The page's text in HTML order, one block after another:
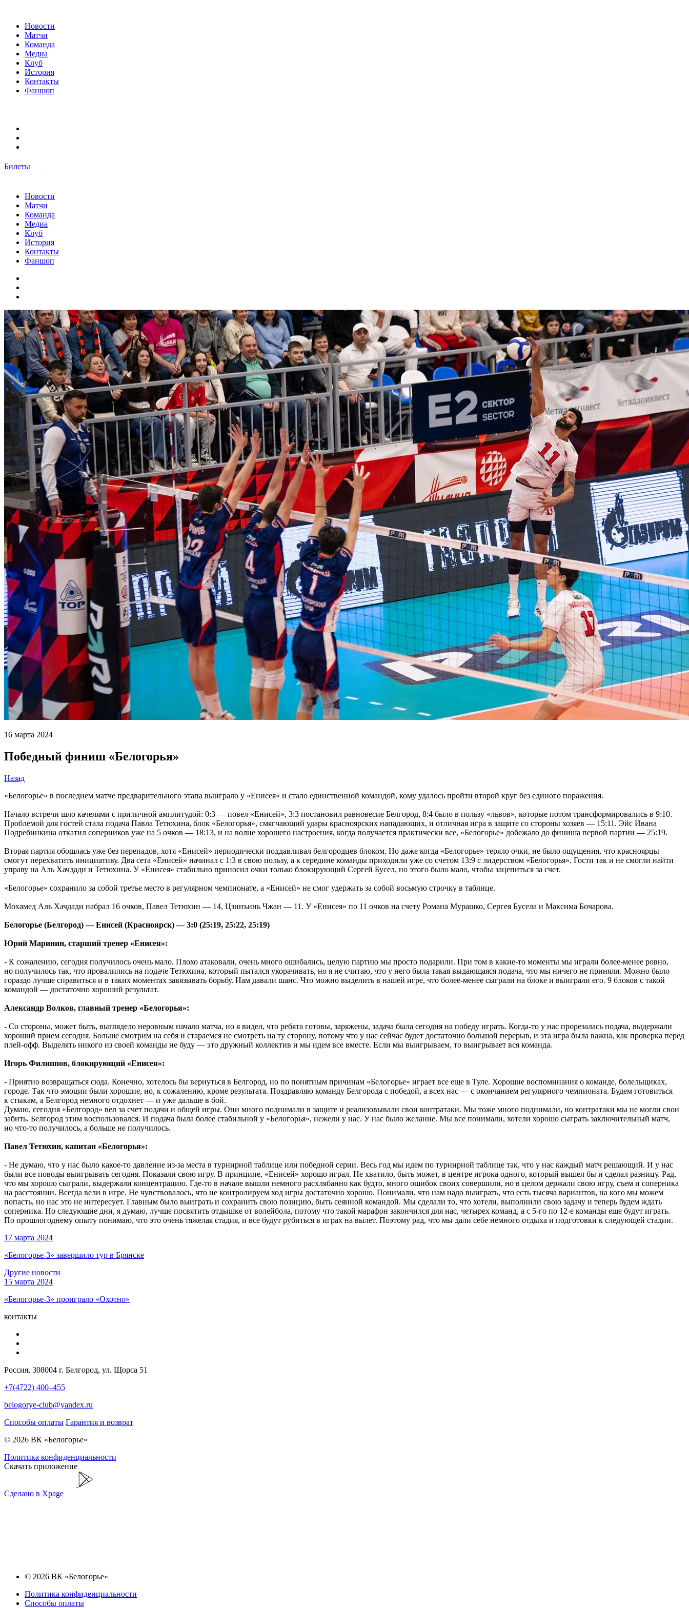
Новости
Матчи
Команда
Медиа
Клуб
История
Контакты
Фаншоп
Билеты
Новости
Матчи
Команда
Медиа
Клуб
История
Контакты
Фаншоп
16 марта 2024
Победный финиш «Белогорья»
Назад
«Белогорье» в последнем матче предварительного этапа выиграло у «Енисея» и стало единственной командой, кому удалось пройти второй круг без единого поражения.
Начало встречи шло качелями с приличной амплитудой: 0:3 — повел «Енисей», 3:3 постановил равновесие Белгород, 8:4 было в пользу «львов», которые потом трансформировались в 9:10.
Проблемой для гостей стала подача Павла Тетюхина, блок «Белогорья», смягчающий удары красноярских нападающих, и отличная игра в защите со стороны хозяев — 15:11. Эйс Ивана
Подребинкина откатил соперников уже на 5 очков — 18:13, и на волне хорошего настроения, когда получается практически все, «Белогорье» добежало до финиша первой партии — 25:19.
Вторая партия обошлась уже без перепадов, хотя «Енисей» периодически поддавливал белгородцев блоком. Но даже когда «Белогорье» теряло очки, не было ощущения, что красноярцы
смогут перехватить инициативу. Два сета «Енисей» начинал с 1:3 в свою пользу, а к середине команды приходили уже со счетом 13:9 с лидерством «Белогорья». Гости так и не смогли найти
управу на Аль Хачдади и Тетюхина. У «Енисея» стабильно приносил очки только блокирующий Сергей Бусел, но этого было мало, чтобы зацепиться за счет.
«Белогорье» сохранило за собой третье место в регулярном чемпионате, а «Енисей» не смог удержать за собой восьмую строчку в таблице.
Мохамед Аль Хачдади набрал 16 очков, Павел Тетюхин — 14, Цзинъинь Чжан — 11. У «Енисея» по 11 очков на счету Романа Мурашко, Сергея Бусела и Максима Бочарова.
Белогорье (Белгород) — Енисей (Красноярск) — 3:0 (25:19, 25:22, 25:19)
Юрий Маринин, старший тренер «Енисея»:
- К сожалению, сегодня получилось очень мало. Плохо атаковали, очень много ошибались, целую партию мы просто подарили. При том в какие-то моменты мы играли более-менее ровно,
но получилось так, что провалились на подаче Тетюхина, который пытался укорачивать, но я не считаю, что у него была такая выдающаяся подача, что мы ничего не приняли. Можно было
гораздо лучше справиться и в таких моментах завязывать борьбу. Нам давали шанс. Что можно выделить в нашей игре, что более-менее сыграли на блоке и выиграли его. 9 блоков с такой
командой — достаточно хороший результат.
Александр Волков, главный тренер «Белогорья»:
- Со стороны, может быть, выглядело неровным начало матча, но я видел, что ребята готовы, заряжены, задача была сегодня на победу играть. Когда-то у нас прорезалась подача, выдержали
хороший прием сегодня. Больше смотрим на себя и стараемся не смотреть на ту сторону, потому что у нас сейчас будет достаточно большой перерыв, и эта игра была важна, как проверка перед
плей-офф. Выделять никого из своей команды не буду — это дружный коллектив и мы идем все вместе. Если мы выигрываем, то выигрывает вся команда.
Игорь Филиппов, блокирующий «Енисея»:
- Приятно возвращаться сюда. Конечно, хотелось бы вернуться в Белгород, но по понятным причинам «Белогорье» играет все еще в Туле. Хорошие воспоминания о команде, болельщиках,
городе. Так что эмоции были хорошие, но, к сожалению, кроме результата. Поздравляю команду Белгорода с победой, а всех нас — с окончанием регулярного чемпионата. Будем готовиться
к стыкам, а Белгород немного отдохнет — и уже дальше в бой.
Думаю, сегодня «Белгород» вел за счет подачи и общей игры. Они много поднимали в защите и реализовывали свои контратаки. Мы тоже много поднимали, но контратаки мы не могли свои
забить. Белгород этим воспользовался. И подача была более стабильной у «Белогорья», нежели у нас. У нас было желание. Мы все понимали, хотели хорошо сыграть заключительный матч,
но что-то получилось, а больше не получилось.
Павел Тетюхин, капитан «Белогорья»:
- Не думаю, что у нас было какое-то давление из-за места в турнирной таблице или победной серии. Весь год мы идем по турнирной таблице так, что у нас каждый матч решающий. И у нас
были все поводы выигрывать сегодня. Показали свою игру. В принципе, «Енисей» хорошо играл. Не хватило, быть может, в центре игрока одного, который вышел бы и сделал разницу. Рад,
что мы хорошо сыграли, выдержали концентрацию. Где-то в начале вышли немного расхлябанно как будто, много ошибок своих совершили, но в целом держали свою игру, съем и соперника
на расстоянии. Всегда вели в игре. Не чувствовалось, что не контролируем ход игры достаточно хорошо. Понимали, что нам надо выиграть, что есть тысяча вариантов, на кого мы можем
попасть, но нас это не интересует. Главным было выиграть и сохранить свою позицию, быть сеянной командой. Мы сделали то, что хотели, выполнили свою задачу и теперь будем ждать
соперника. Но следующие дни, я думаю, лучше посвятить отдышке от волейбола, потому что такой марафон закончился для нас, четырех команд, а с 5-го по 12-е команды еще будут играть.
По прошлогоднему опыту понимаю, что это очень тяжелая стадия, и все будут рубиться в играх на вылет. Поэтому рад, что мы дали себе немного отдыха и подготовки к следующей стадии.
17 марта 2024
«Белогорье-3» завершило тур в Брянске
Другие новости
15 марта 2024
«Белогорье-3» проиграло «Охотно»
контакты
Россия, 308004 г. Белгород, ул. Щорса 51
+7(4722) 400–455
belogorye-club@yandex.ru
Способы оплаты Гарантия и возврат
© 2026 ВК «Белогорье»
Политика конфиденциальности
Скачать приложение
Сделано в Xpage
© 2026 ВК «Белогорье»
Политика конфиденциальности
Способы оплаты